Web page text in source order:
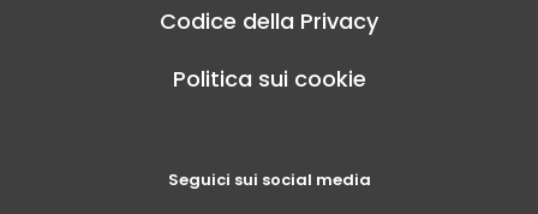
Codice della Privacy
Politica sui cookie
Seguici sui social media